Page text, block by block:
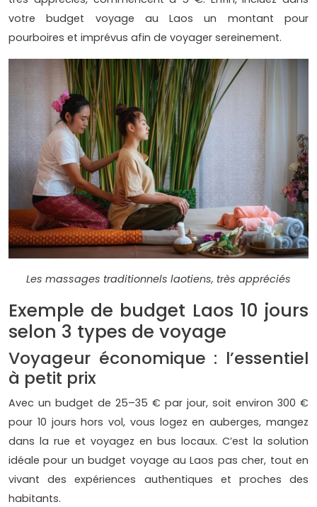
votre budget voyage au Laos un montant pour
pourboires et imprévus afin de voyager sereinement.
Les massages traditionnels laotiens, très appréciés
Exemple de budget Laos 10 jours
selon 3 types de voyage
Voyageur économique : l’essentiel
à petit prix
Avec un budget de 25–35 € par jour, soit environ 300 €
pour 10 jours hors vol, vous logez en auberges, mangez
dans la rue et voyagez en bus locaux. C’est la solution
idéale pour un budget voyage au Laos pas cher, tout en
vivant des expériences authentiques et proches des
habitants.